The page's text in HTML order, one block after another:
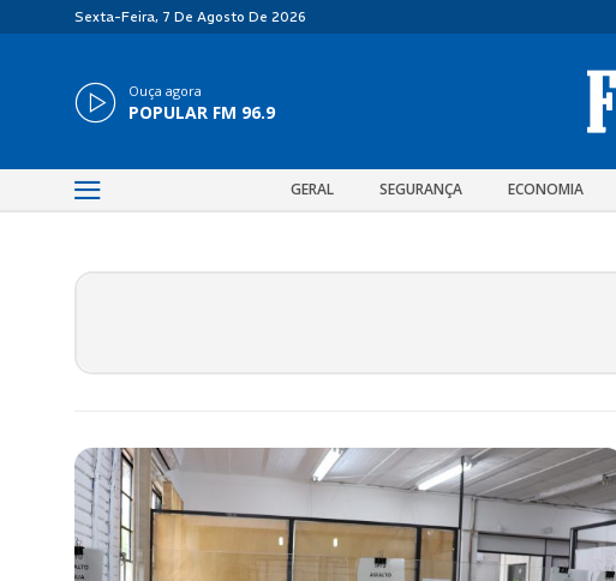
Sexta-Feira, 7 De Agosto De 2026
Ouça agora
POPULAR FM 96.9
GERAL SEGURANÇA ECONOMIA